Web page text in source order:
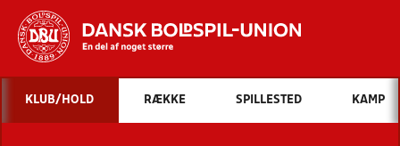
Hvad vil du søge efter?
INDHOLD OG NYHEDER
KLUB/HOLD RÆKKE SPILLESTED KAMP